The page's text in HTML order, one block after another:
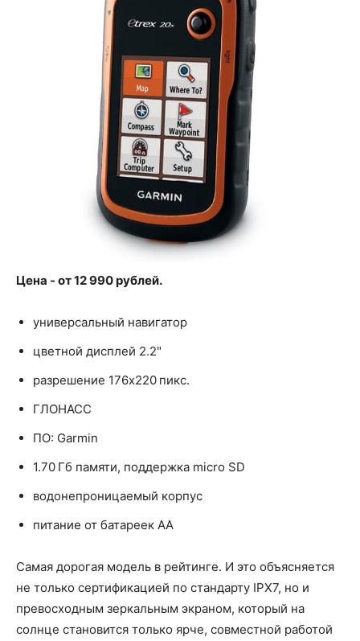
Цена - от 12 990 рублей.
универсальный навигатор
цветной дисплей 2.2"
разрешение 176x220 пикс.
ГЛОНАСС
ПО: Garmin
1.70 Гб памяти, поддержка micro SD
водонепроницаемый корпус
питание от батареек AA
Самая дорогая модель в рейтинге. И это объясняется
не только сертификацией по стандарту IPX7, но и
превосходным зеркальным экраном, который на
солнце становится только ярче, совместной работой